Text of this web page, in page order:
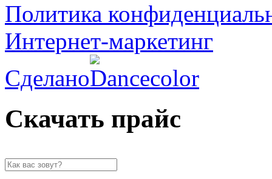
Политика
Интернет-маркетинг
Сделано
Скачать прайс